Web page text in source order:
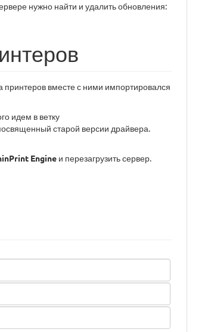
нужно найти и удалить обновления:
вместе с ними импортировался
идем в ветку
старой версии драйвера.
Engine и перезагрузить сервер.